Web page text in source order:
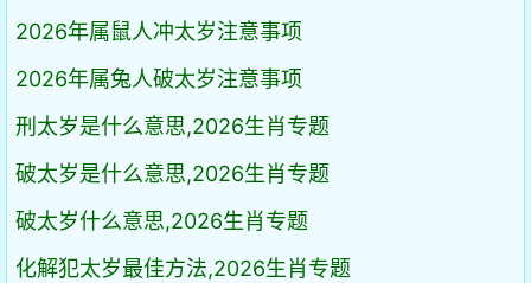
2026年属鼠人冲太岁注意事项
2026年属兔人破太岁注意事项
刑太岁是什么意思,2026生肖专题
破太岁是什么意思,2026生肖专题
破太岁什么意思,2026生肖专题
化解犯太岁最佳方法,2026生肖专题